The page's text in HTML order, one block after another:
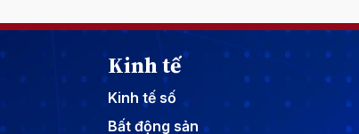
Kinh tế
Kinh tế số
Bất động sản